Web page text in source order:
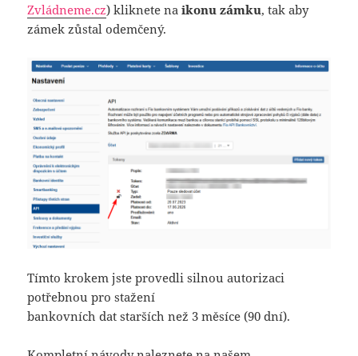
Zvládneme.cz) kliknete naikonu zámku, tak aby
zámek zůstal odemčený.
Tímto krokem jste provedli silnou autorizaci
potřebnou pro stažení
bankovních dat starších než 3 měsíce (90 dní).